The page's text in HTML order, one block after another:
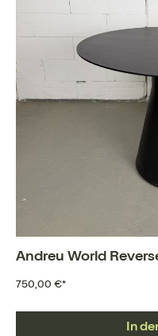
Andreu World
750,00 €*
In